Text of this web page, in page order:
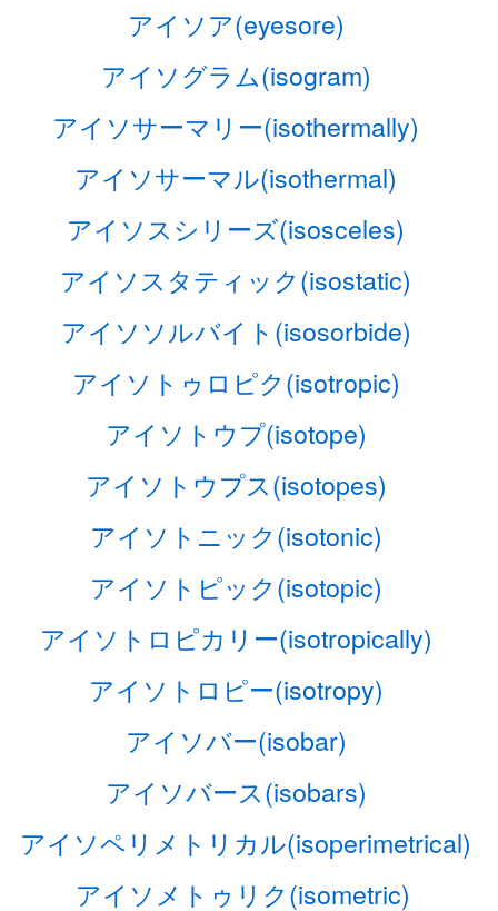
アイソア(eyesore)
アイソグラム(isogram)
アイソサーマリー(isothermally)
アイソサーマル(isothermal)
アイソスシリーズ(isosceles)
アイソスタティック(isostatic)
アイソソルバイト(isosorbide)
アイソトゥロピク(isotropic)
アイソトウプ(isotope)
アイソトウプス(isotopes)
アイソトニック(isotonic)
アイソトピック(isotopic)
アイソトロピカリー(isotropically)
アイソトロピー(isotropy)
アイソバー(isobar)
アイソバース(isobars)
アイソペリメトリカル(isoperimetrical)
アイソメトゥリク(isometric)